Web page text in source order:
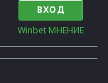
ВХОД
Winbet МНЕНИЕ